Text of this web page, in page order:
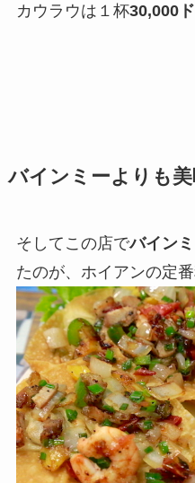
カウラウは１杯30,000
バインミーよりも
そしてこの店でバイン
たのが、ホイアンの定